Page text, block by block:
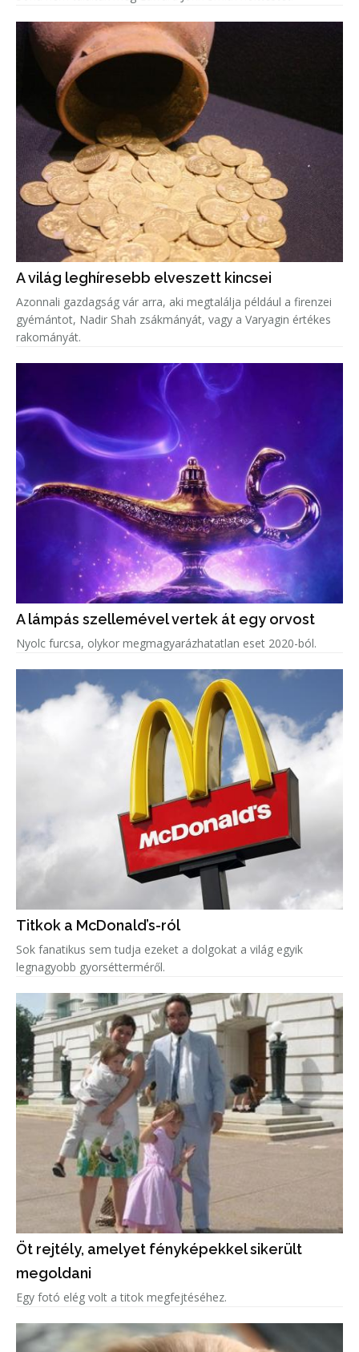
A világ leghíresebb elveszett kincsei
Azonnali gazdagság vár arra, aki megtalálja például a firenzei
gyémántot, Nadir Shah zsákmányát, vagy a Varyagin értékes
rakományát.
A lámpás szellemével vertek át egy orvost
Nyolc furcsa, olykor megmagyarázhatatlan eset 2020-ból.
Titkok a McDonald’s-ról
Sok fanatikus sem tudja ezeket a dolgokat a világ egyik
legnagyobb gyorsétterméről.
Öt rejtély, amelyet fényképekkel sikerült
megoldani
Egy fotó elég volt a titok megfejtéséhez.